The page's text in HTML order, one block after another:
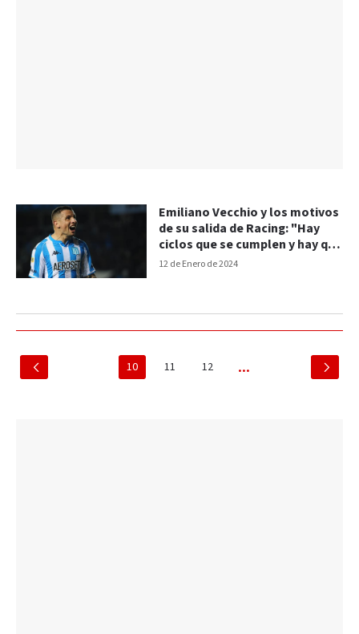
12 de Enero de 2024
Emiliano Vecchio y los motivos
de su salida de Racing: "Hay
ciclos que se cumplen y hay que
salir"
10 11 12